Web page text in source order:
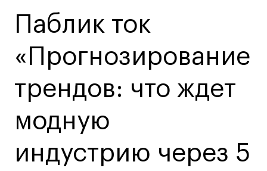
Бизнес и маркетинг
Все программы
Дополнительное образование
Иллюстрация
Современное искусство
Мода и стиль
Паблик ток
«Прогнозирование
трендов: что ждет
модную
индустрию через 5